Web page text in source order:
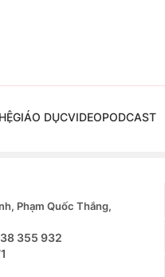
GIÁO DỤCVIDEOPODCAST
Phạm Quốc Thắng,
355 932